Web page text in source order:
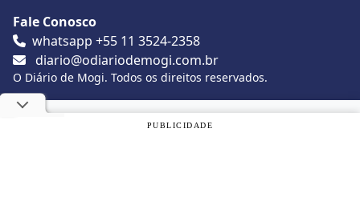
Fale Conosco
whatsapp +55 11 3524-2358
diario@odiariodemogi.com.br
O Diário de Mogi. Todos os direitos reservados.
Siga O Diário nas redes sociais
Utilizamos cookies, de acordo com a nossa
PUBLICIDADE